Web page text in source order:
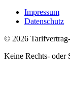
Impressum
Datenschutz
© 2026
Keine Rechts- oder